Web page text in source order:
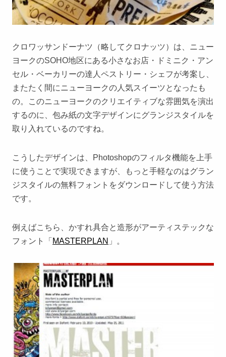
クロワッサンドーナツ（略してクロナッツ）は、ニュー
ヨークのSOHO地区にある小さなお店・ドミニク・アン
セル・ベーカリーの達人ペストリー・シェフが考案し、
またたく間にニューヨークの人気スイーツとなったも
の。このニューヨークのクリエイティブな雰囲気を演出
するのに、包み紙の文字デザインにグランジスタイルを
取り入れているのですね。
こうしたデザインは、Photoshopのフィルタ機能を上手
に使うことで実現できますが、もっと手軽なのはグラン
ジスタイルの無料フォントをダウンロードして使う方法
です。
例えばこちら、かすれ具合と造形がアーティステックな
フォント「 MASTERPLAN 」。